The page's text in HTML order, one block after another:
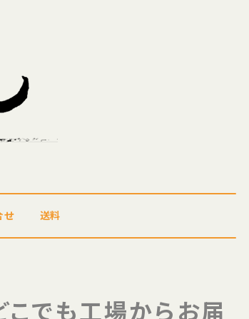
せ 送料
でも工場からお届